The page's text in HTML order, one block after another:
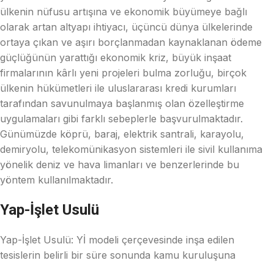
ülkenin nüfusu artışına ve ekonomik büyümeye bağlı
olarak artan altyapı ihtiyacı, üçüncü dünya ülkelerinde
ortaya çıkan ve aşırı borçlanmadan kaynaklanan ödeme
güçlüğünün yarattığı ekonomik kriz, büyük inşaat
firmalarının kârlı yeni projeleri bulma zorluğu, birçok
ülkenin hükümetleri ile uluslararası kredi kurumları
tarafından savunulmaya başlanmış olan özelleştirme
uygulamaları gibi farklı sebeplerle başvurulmaktadır.
Günümüzde köprü, baraj, elektrik santrali, karayolu,
demiryolu, telekomünikasyon sistemleri ile sivil kullanıma
yönelik deniz ve hava limanları ve benzerlerinde bu
yöntem kullanılmaktadır.
Yap-İşlet Usulü
Yap-İşlet Usulü: Yİ modeli çerçevesinde inşa edilen
tesislerin belirli bir süre sonunda kamu kuruluşuna